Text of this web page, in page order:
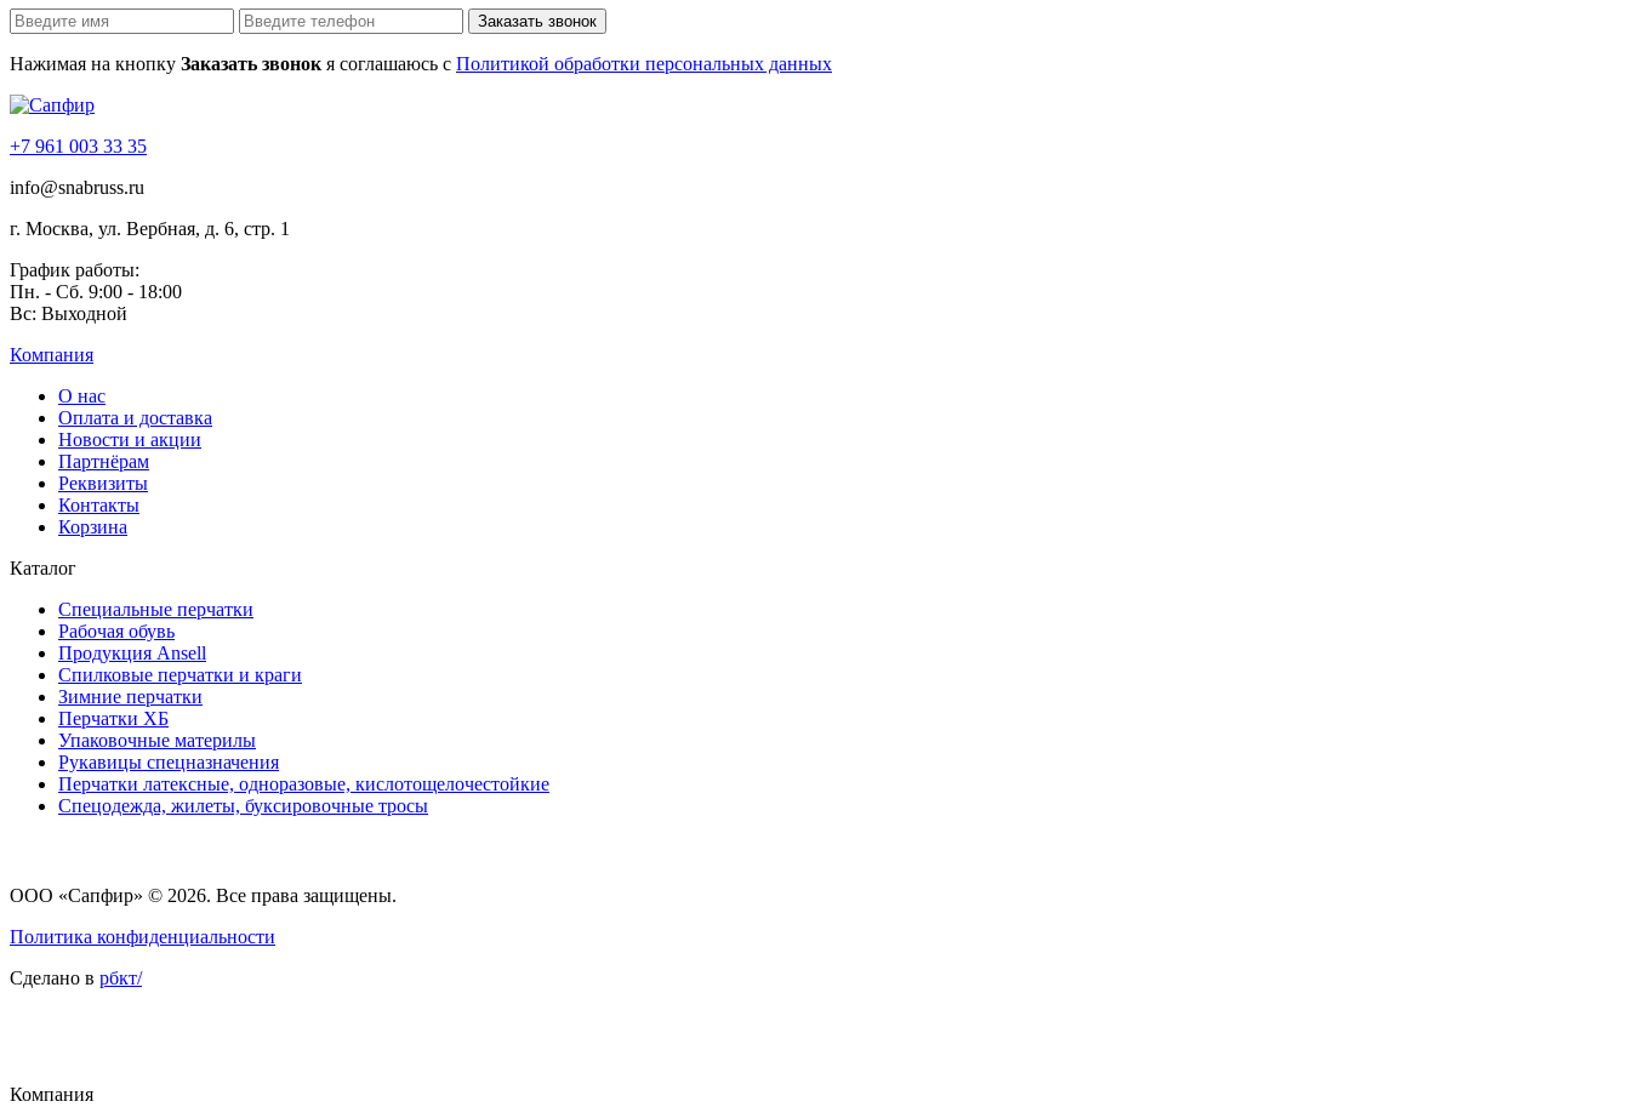
Заказать звонок
Нажимая на кнопку Заказать звонок я соглашаюсь с Политикой обработки персональных данных
+7 961 003 33 35
info@snabruss.ru
г. Москва, ул. Вербная, д. 6, стр. 1
График работы:
Пн. - Сб. 9:00 - 18:00
Вс: Выходной
Компания
О нас
Оплата и доставка
Новости и акции
Партнёрам
Реквизиты
Контакты
Корзина
Каталог
Специальные перчатки
Рабочая обувь
Продукция Ansell
Cпилковые перчатки и краги
Зимние перчатки
Перчатки ХБ
Упаковочные материлы
Рукавицы спецназначения
Перчатки латексные, одноразовые, кислотощелочестойкие
Спецодежда, жилеты, буксировочные тросы
ООО «Сапфир» © 2026. Все права защищены.
Политика конфиденциальности
Сделано в рбкт/
Компания